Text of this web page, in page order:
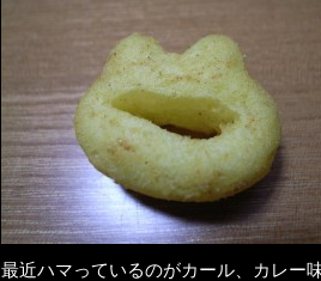
最近ハマっているのがカール、カレー